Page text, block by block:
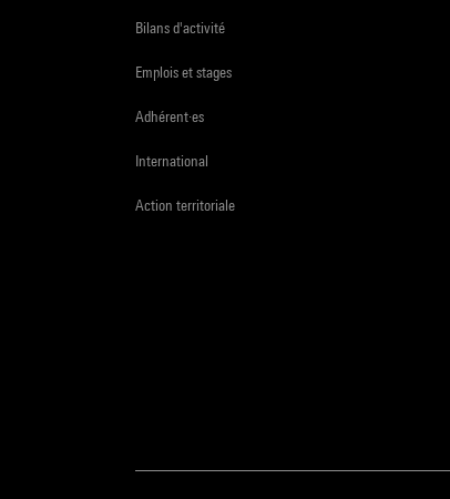
Bilans d'activité
Emplois et stages
Adhérent·es
International
Action territoriale